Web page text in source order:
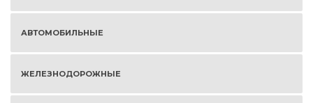
АВТОМОБИЛЬНЫЕ
ЖЕЛЕЗНОДОРОЖНЫЕ